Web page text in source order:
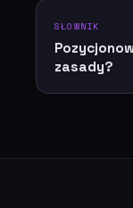
SŁOWNIK
zasady?